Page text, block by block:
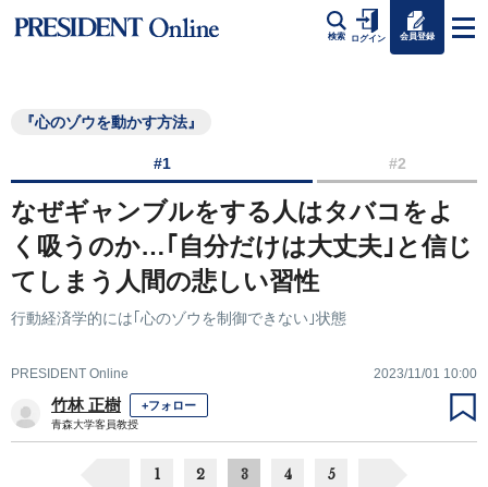
検索 ログイン 会員登録
『心のゾウを動かす方法』
#1 #2
なぜギャンブルをする人はタバコをよ
く吸うのか…｢自分だけは大丈夫｣と信じ
てしまう人間の悲しい習性
行動経済学的には｢心のゾウを制御できない｣状態
PRESIDENT Online 2023/11/01 10:00
竹林 正樹 +フォロー
青森大学客員教授
1 2 3 4 5